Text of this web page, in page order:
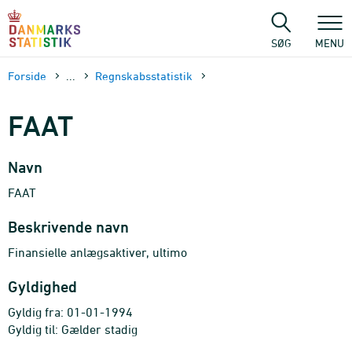
sidens
SØG MENU
Forside Regnskabsstatistik
FAAT
Navn
FAAT
Beskrivende navn
Finansielle anlægsaktiver, ultimo
Gyldighed
Gyldig fra: 01-01-1994
Gyldig til: Gælder stadig